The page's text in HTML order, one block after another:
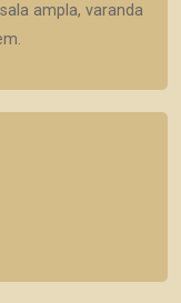
ampla, varanda